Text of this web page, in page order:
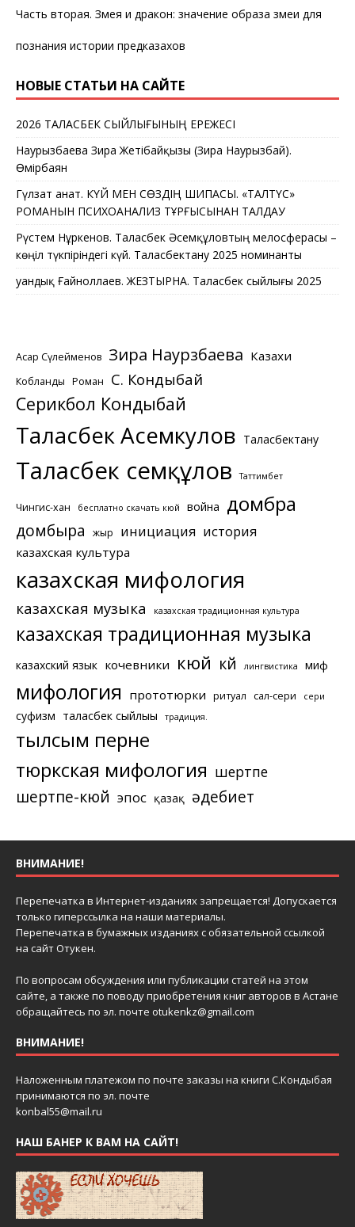
Часть вторая. Змея и дракон: значение образа змеи для
познания истории предказахов
НОВЫЕ СТАТЬИ НА САЙТЕ
2026 ТАЛАСБЕК СЫЙЛЫҒЫНЫҢ ЕРЕЖЕСІ
Наурызбаева Зира Жетібайқызы (Зира Наурызбай).
Өмірбаян
Гүлзат Қанат. КҮЙ МЕН СӨЗДІҢ ШИПАСЫ. «ТАЛТҮС»
РОМАНЫН ПСИХОАНАЛИЗ ТҰРҒЫСЫНАН ТАЛДАУ
Рүстем Нұркенов. Таласбек Әсемқұловтың мелосферасы –
көңіл түкпіріндегі күй. Таласбектану 2025 номинанты
Қуандық Ғайноллаев. ЖЕЗТЫРНАҚ. Таласбек сыйлығы 2025
Асқар Сүлейменов Зира Наурзбаева Казахи
Кобланды Роман С. Кондыбай
Серикбол Кондыбай
Таласбек Асемкулов Таласбектану
Таласбек Әсемқұлов Таттимбет
Чингис-хан бесплатно скачать кюй война домбра
домбыра жыр инициация история
казахская культура
казахская мифология
казахская музыка казахская традиционная культура
казахская традиционная музыка
казахский язык кочевники кюй күй лингвистика миф
мифология прототюрки ритуал сал-сери сери
суфизм таласбек сыйлығы традиция.
тылсым перне
тюркская мифология шертпе
шертпе-кюй эпос қазақ әдебиет
ВНИМАНИЕ!
Перепечатка в Интернет-изданиях запрещается! Допускается
только гиперссылка на наши материалы.
Перепечатка в бумажных изданиях с обязательной ссылкой
на сайт Отукен.
По вопросам обсуждения или публикации статей на этом
сайте, а также по поводу приобретения книг авторов в Астане
обращайтесь по эл. почте otukenkz@gmail.com
ВНИМАНИЕ!
Наложенным платежом по почте заказы на книги С.Кондыбая
принимаются по эл. почте
konbal55@mail.ru
НАШ БАНЕР К ВАМ НА САЙТ!